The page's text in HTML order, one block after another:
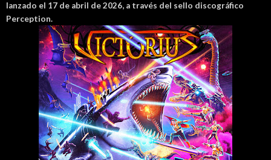
lanzado el 17 de abril de 2026, a través del sello discográfico
Perception.